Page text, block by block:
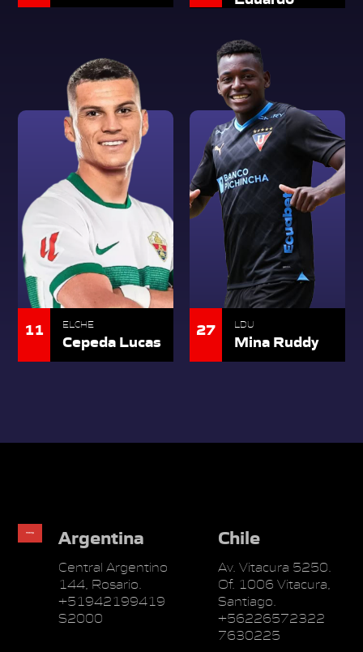
11 ELCHE
Cepeda Lucas
27 LDU
Mina Ruddy
Argentina
Central Argentino
144, Rosario.
+51942199419
S2000
Chile
Av. Vitacura 5250.
Of. 1006 Vitacura,
Santiago.
+56226572322
7630225